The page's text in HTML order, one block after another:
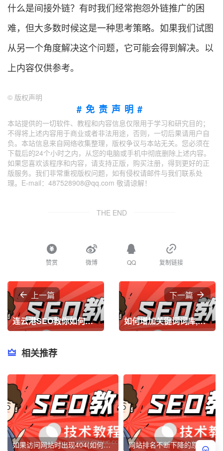
什么是间接外链？有时我们经常抱怨外链推广的困
难，但大多数时候这是一种思考策略。如果我们试图
从另一个角度解决这个问题，它可能会得到解决。以
上内容仅供参考。
© 版权声明
#免责声明#
本站提供的一切软件、教程和内容信息仅限用于学习和研究目的；
不得将上述内容用于商业或者非法用途，否则，一切后果请用户自
负。本站信息来自网络收集整理，版权争议与本站无关。您必须在
下载后的24个小时之内，从您的电脑或手机中彻底删除上述内容。
如果您喜欢该程序和内容，请支持正版，购买注册，得到更好的正
版服务。我们非常重视版权问题，如有侵权请邮件与我们联系处
理。E-mail：487528908@qq.com 敬请谅解！
THE END
赞赏 微博 QQ 复制链接
上一篇
连云港SEO教你如何提高网站打开速度
下一篇
如何增加关键词词库,如何增加网站中的关键词数量？
相关推荐
如果访问网站时出现404(如何解决404错误页面)